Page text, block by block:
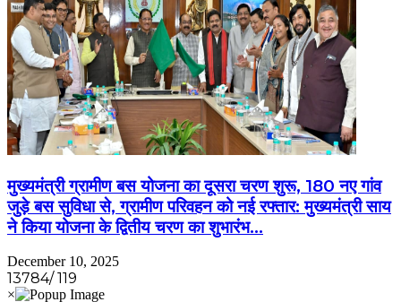
मुख्यमंत्री ग्रामीण बस योजना का दूसरा चरण शुरू, 180 नए गांव
जुड़े बस सुविधा से, ग्रामीण परिवहन को नई रफ्तार: मुख्यमंत्री साय
ने किया योजना के द्वितीय चरण का शुभारंभ…
December 10, 2025
13784/ 119